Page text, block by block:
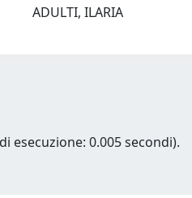
ADULTI, ILARIA
esecuzione: 0.005 secondi).